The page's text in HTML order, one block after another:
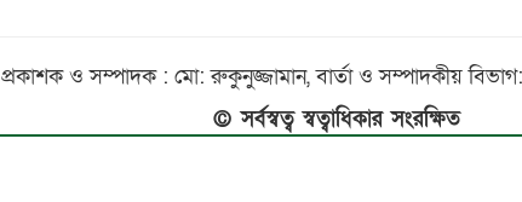
প্রকাশক ও সম্পাদক : মো: রুকুনুজ্জামান, বার্তা ও সম্পাদকীয়
© সর্বস্বত্ব স্বত্বাধিকার সংরক্ষিত